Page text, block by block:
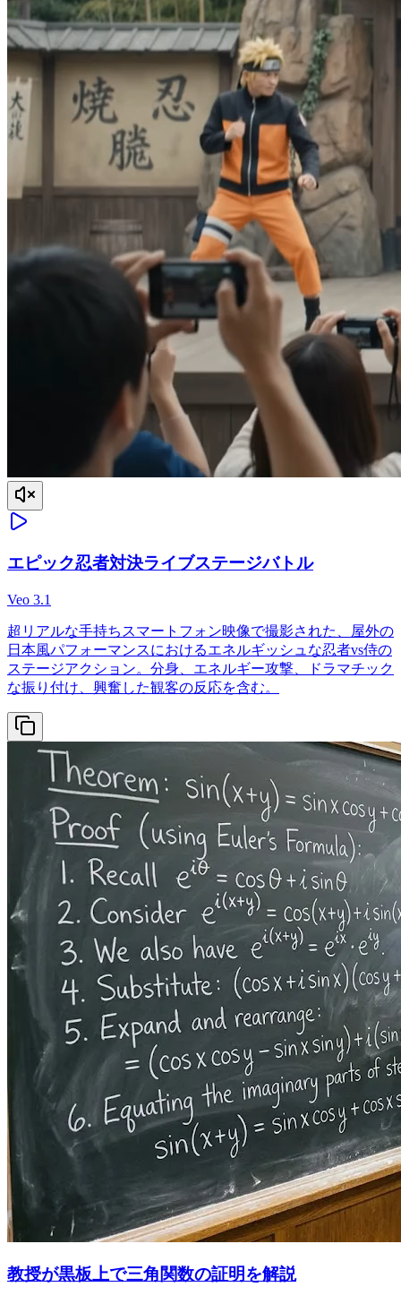
エピック忍者対決ライブステージバトル
Veo 3.1
超リアルな手持ちスマートフォン映像で撮影された、屋外の
日本風パフォーマンスにおけるエネルギッシュな忍者vs侍の
ステージアクション。分身、エネルギー攻撃、ドラマチック
な振り付け、興奮した観客の反応を含む。
教授が黒板上で三角関数の証明を解説